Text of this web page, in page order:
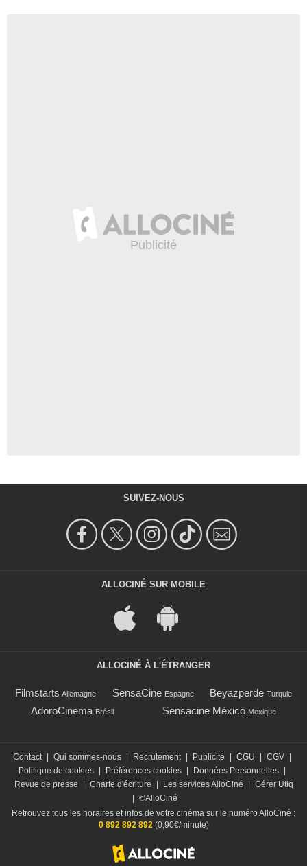
SUIVEZ-NOUS
ALLOCINÉ SUR MOBILE
ALLOCINÉ À L'ÉTRANGER
Filmstarts Allemagne SensaCine Espagne Beyazperde Turquie
AdoroCinema Brésil Sensacine México Mexique
Contact Qui sommes-nous Recrutement Publicité CGU CGV
Politique de cookies
Préférences cookies Données Personnelles
Revue de presse
Charte d'écriture Les services AlloCiné
Gérer Utiq
©AlloCiné
Retrouvez tous les horaires et infos de votre cinéma sur le numéro AlloCiné :
0 892 892 892(0,90€/minute)